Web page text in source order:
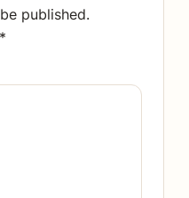
published.
*